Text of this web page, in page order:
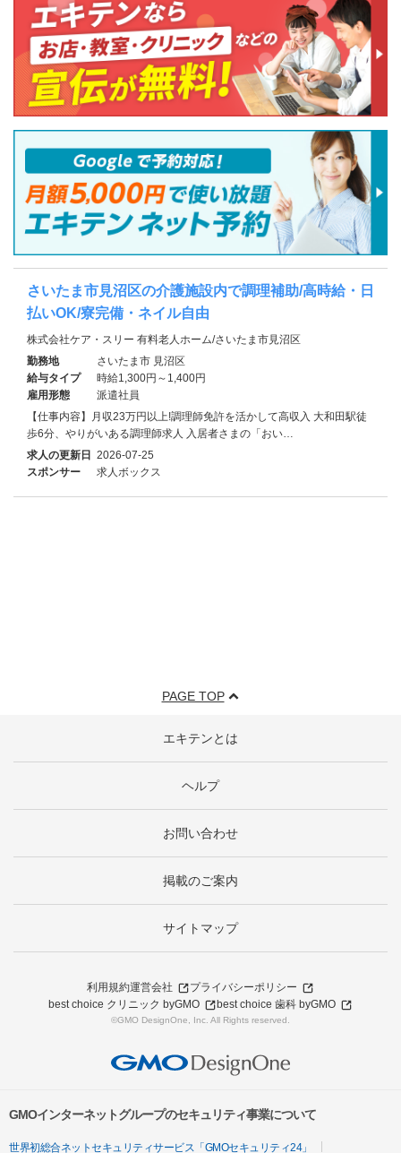
さいたま市見沼区の介護施設内で調理補助/高時給・日
払いOK/寮完備・ネイル自由
株式会社ケア・スリー 有料老人ホーム/さいたま市見沼区
勤務地
さいたま市 見沼区
給与タイプ
時給1,300円～1,400円
雇用形態
派遣社員
【仕事内容】月収23万円以上!調理師免許を活かして高収入 大和田駅徒
歩6分、やりがいある調理師求人 入居者さまの「おい…
求人の更新日 2026-07-25
スポンサー
求人ボックス
PAGE TOP
エキテンとは
ヘルプ
お問い合わせ
掲載のご案内
サイトマップ
利用規約運営会社
プライバシーポリシー
best choice クリニック byGMO
best choice 歯科 byGMO
©GMO DesignOne, Inc. All Rights reserved.
GMOインターネットグループのセキュリティ事業について
世界初総合ネットセキュリティサービス「GMOセキュリティ24」